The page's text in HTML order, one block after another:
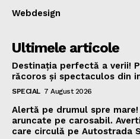
Webdesign
Ultimele articole
Destinația perfectă a verii!
răcoros și spectaculos din
SPECIAL 7 August 2026
Alertă pe drumul spre
aruncate pe carosabil.
care circulă pe Autostrada